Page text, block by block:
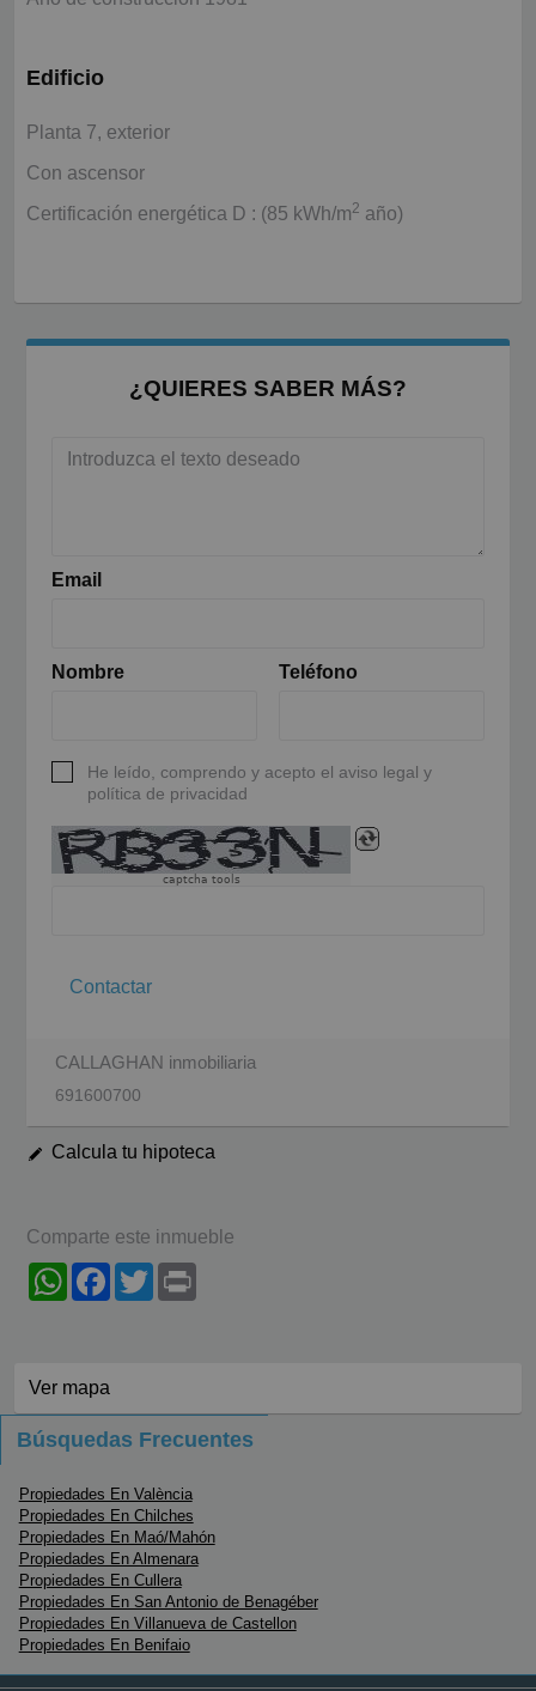
Edificio
Planta 7, exterior
Con ascensor
Certificación energética D : (85 kWh/m2 año)
¿QUIERES SABER MÁS?
Email
Nombre Teléfono
He leído, comprendo y acepto el aviso legal y
política de privacidad
captcha tools
Contactar
CALLAGHAN inmobiliaria
691600700
Calcula tu hipoteca
Comparte este inmueble
WhatsAppFacebook
Twitter
Ver mapa
Búsquedas Frecuentes
Propiedades En València
Propiedades En Chilches
Propiedades En Maó/Mahón
Propiedades En Almenara
Propiedades En Cullera
Propiedades En San Antonio de Benagéber
Propiedades En Villanueva de Castellon
Propiedades En Benifaio